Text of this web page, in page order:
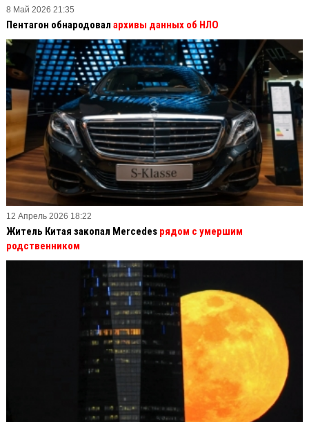
8 Май 2026 21:35
Пентагон обнародовал архивы данных об НЛО
12 Апрель 2026 18:22
Житель Китая закопал Mercedes рядом с умершим
родственником